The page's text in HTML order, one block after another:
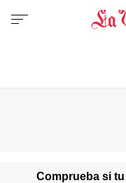
Comprueba si